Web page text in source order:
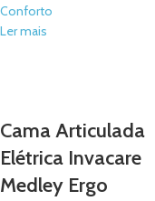
Conforto
Ler mais
Cama Articulada
Elétrica Invacare
Medley Ergo